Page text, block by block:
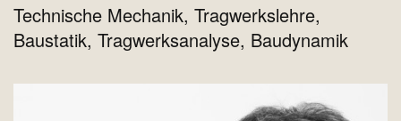
Technische Mechanik, Tragwerkslehre,
Baustatik, Tragwerksanalyse, Baudynamik